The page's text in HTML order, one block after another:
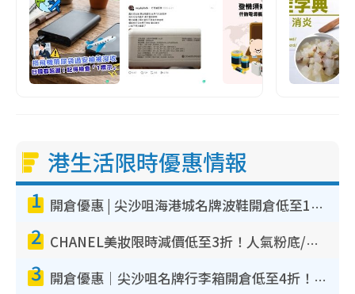
港生活限時優惠情報
1 開倉優惠 | 尖沙咀海港城名牌波鞋開倉低至1折！On鞋$899起／Joy&Peace鞋履$98起
2 CHANEL美妝限時減價低至3折！人氣粉底/唇膏/精華液低至$275！COCO香水都有平
3 開倉優惠｜尖沙咀名牌行李箱開倉低至4折！一連5日 American Tourister/ace./Hallmark $200起！